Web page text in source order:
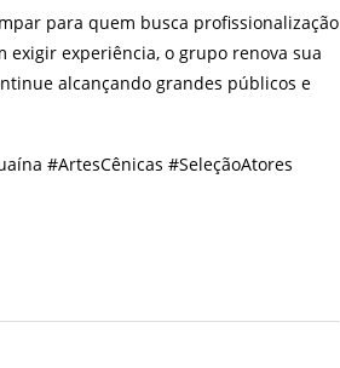
para quem busca profissionalização
experiência, o grupo renova sua
alcançando grandes públicos e
#ArtesCênicas #SeleçãoAtores